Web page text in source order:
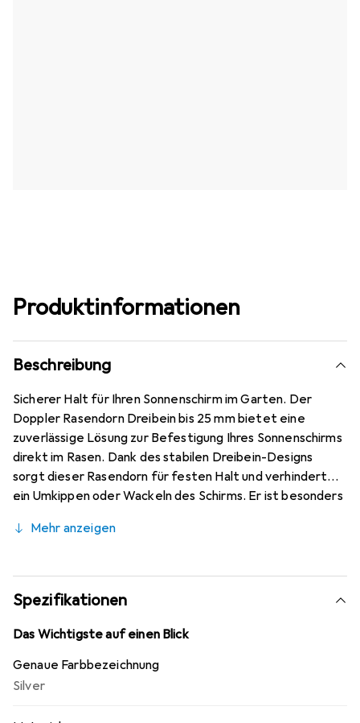
Produktinformationen
Beschreibung
Sicherer Halt für Ihren Sonnenschirm im Garten. Der
Doppler Rasendorn Dreibein bis 25 mm bietet eine
zuverlässige Lösung zur Befestigung Ihres Sonnenschirms
direkt im Rasen. Dank des stabilen Dreibein-Designs
sorgt dieser Rasendorn für festen Halt und verhindert
ein Umkippen oder Wackeln des Schirms. Er ist besonders
Rasenflächen, wo eine zusätzliche Stabilität benötigt
Mehr anzeigen
Spezifikationen
Das Wichtigste auf einen Blick
Genaue Farbbezeichnung
Silver